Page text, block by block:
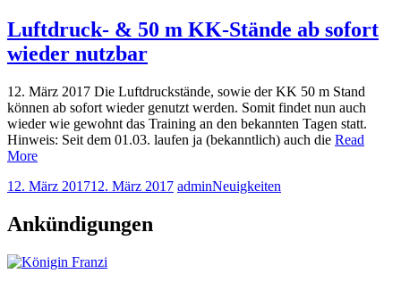
Luftdruck- & 50 m KK-Stände ab sofort
wieder nutzbar
12. März 2017 Die Luftdruckstände, sowie der KK 50 m Stand
können ab sofort wieder genutzt werden. Somit findet nun auch
wieder wie gewohnt das Training an den bekannten Tagen statt.
Hinweis: Seit dem 01.03. laufen ja (bekanntlich) auch die Read
More
12. März 201712. März 2017 adminNeuigkeiten
Ankündigungen